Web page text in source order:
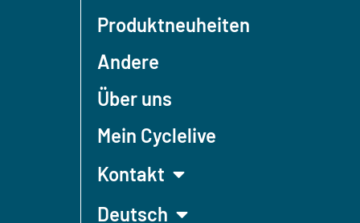
Produktneuheiten
Andere
Über uns
Mein Cyclelive
Kontakt
Deutsch